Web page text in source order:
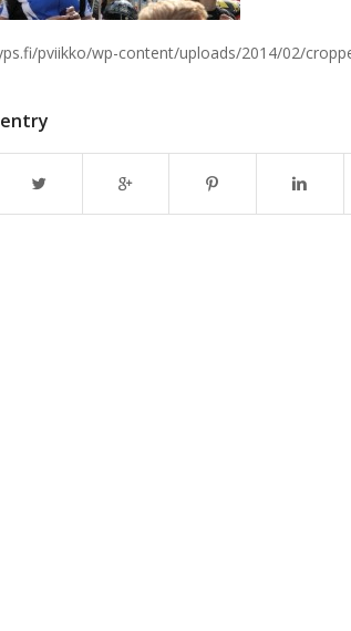
pviikko/wp-content/uploads/2014/02/